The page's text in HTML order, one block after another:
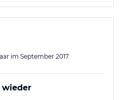
Tauchen (Große Steine,
sehr schwierig für
im September 2017
wieder